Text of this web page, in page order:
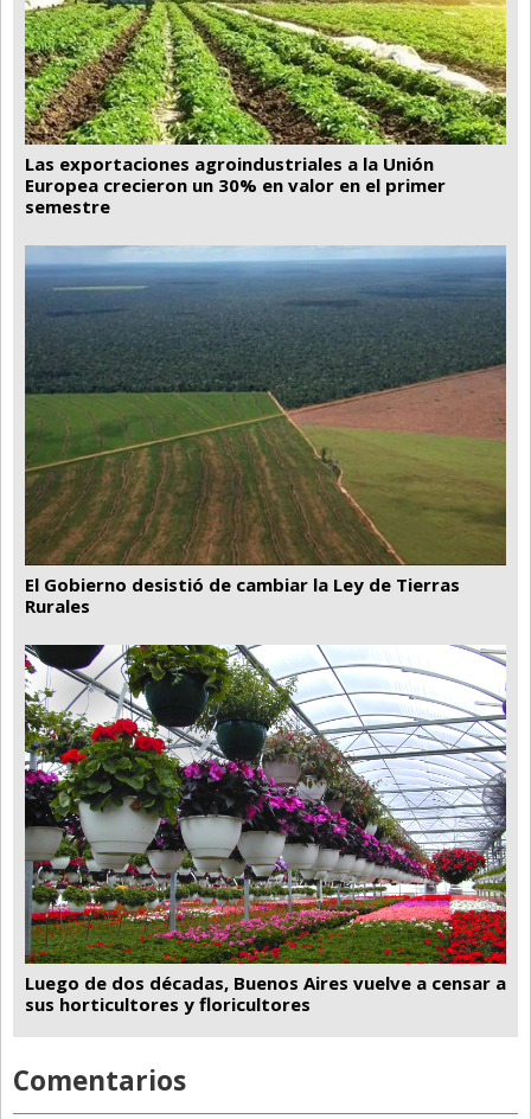
Las exportaciones agroindustriales a la Unión
Europea crecieron un 30% en valor en el primer
semestre
El Gobierno desistió de cambiar la Ley de Tierras
Rurales
Luego de dos décadas, Buenos Aires vuelve a censar a
sus horticultores y floricultores
Comentarios